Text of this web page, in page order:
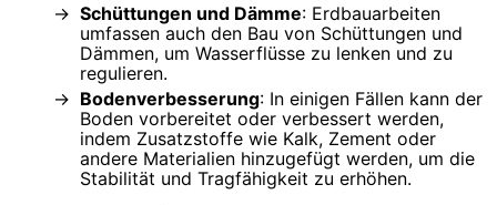
Schüttungen und Dämme: Erdbauarbeiten
umfassen auch den Bau von Schüttungen und
Dämmen, um Wasserflüsse zu lenken und zu
regulieren.
Bodenverbesserung: In einigen Fällen kann der
Boden vorbereitet oder verbessert werden,
indem Zusatzstoffe wie Kalk, Zement oder
andere Materialien hinzugefügt werden, um die
Stabilität und Tragfähigkeit zu erhöhen.